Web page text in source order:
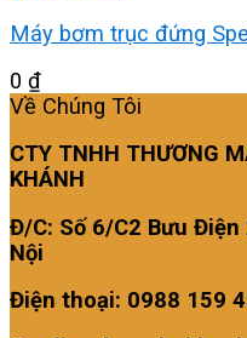
Máy bơm trục đứng
0 ₫
Về Chúng Tôi
CTY TNHH THƯƠNG
KHÁNH
Đ/C: Số 6/C2 Bưu
Nội
Điện thoại: 0988 159